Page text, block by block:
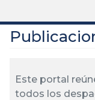
Este portal
todos los